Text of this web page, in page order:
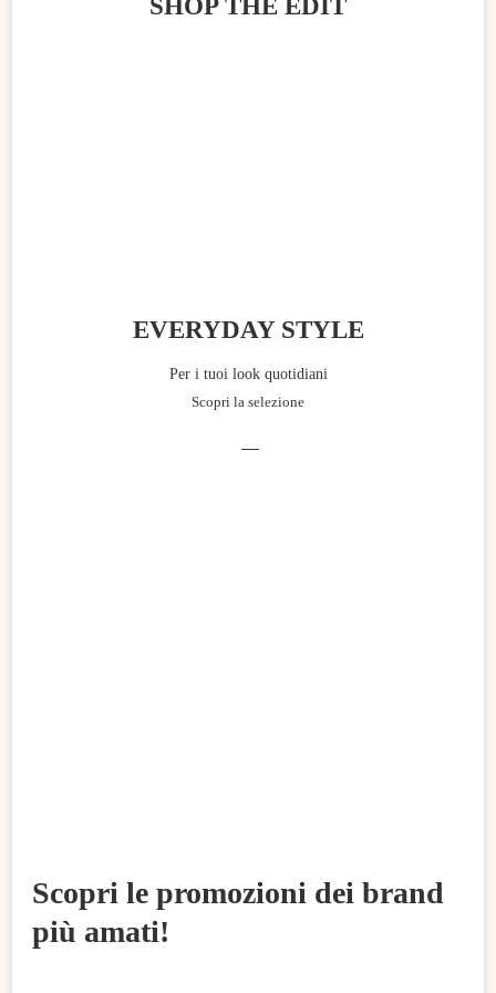
SHOP THE EDIT
EVERYDAY STYLE
Per i tuoi look quotidiani
Scopri la selezione
Scopri le promozioni dei brand
più amati!